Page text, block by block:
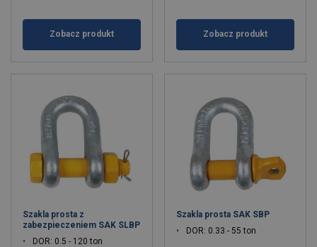
Zobacz produkt Zobacz produkt
Szakla prosta z
zabezpieczeniem SAK SLBP
DOR: 0.5 - 120 ton
Szakla prosta SAK SBP
DOR: 0.33 - 55 ton